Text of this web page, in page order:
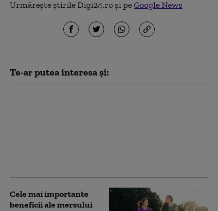
Urmărește știrile Digi24.ro și peGoogle News
Te-ar putea interesa și:
Cele mai importante
beneficii ale mersului